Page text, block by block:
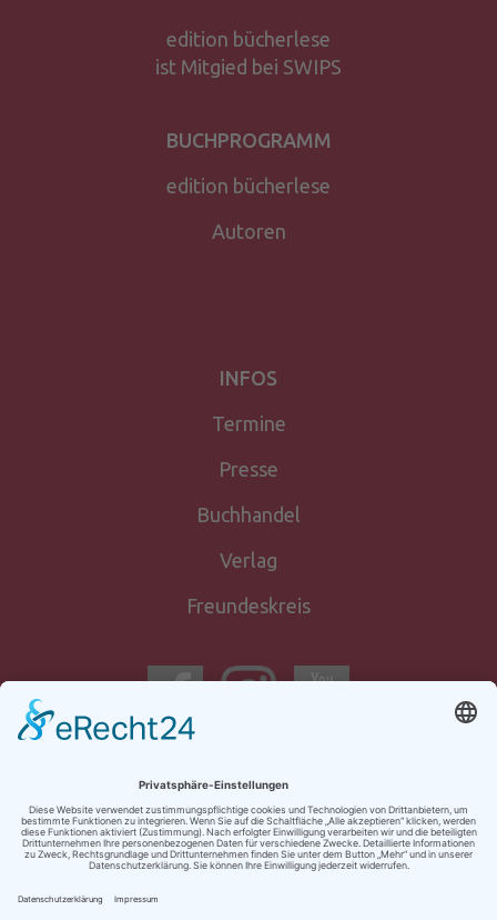
edition bücherlese
ist Mitgied bei SWIPS
BUCHPROGRAMM
edition bücherlese
Autoren
INFOS
Termine
Presse
Buchhandel
Verlag
Freundeskreis
anmeldung
Kontakt
Impressum